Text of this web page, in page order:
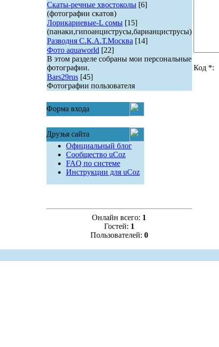
Скаты-речные хвостоколы [6]
(фотографии скатов)
Лорикариевые-L сомы [15]
(панаки,гипоанциструсы,барианциструсы)
Разводня С.К.А.Т.Москва [14]
Фото aquaworld [22]
В этом разделе собраны мои персональные
фотографии.
Bars29rus [45]
Фотографии пользователя
Форма входа
Друзья сайта
Официальный блог
Сообщество uCoz
FAQ по системе
Инструкции для uCoz
Онлайн всего: 1
Гостей: 1
Пользователей: 0
Код *: